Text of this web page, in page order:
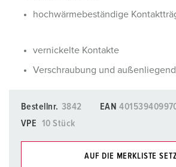
hochwärmebeständige
vernickelte Kontakte
Verschraubung und
Bestellnr. 3842 EAN
VPE
10 Stück
AUF DIE MERKLISTE